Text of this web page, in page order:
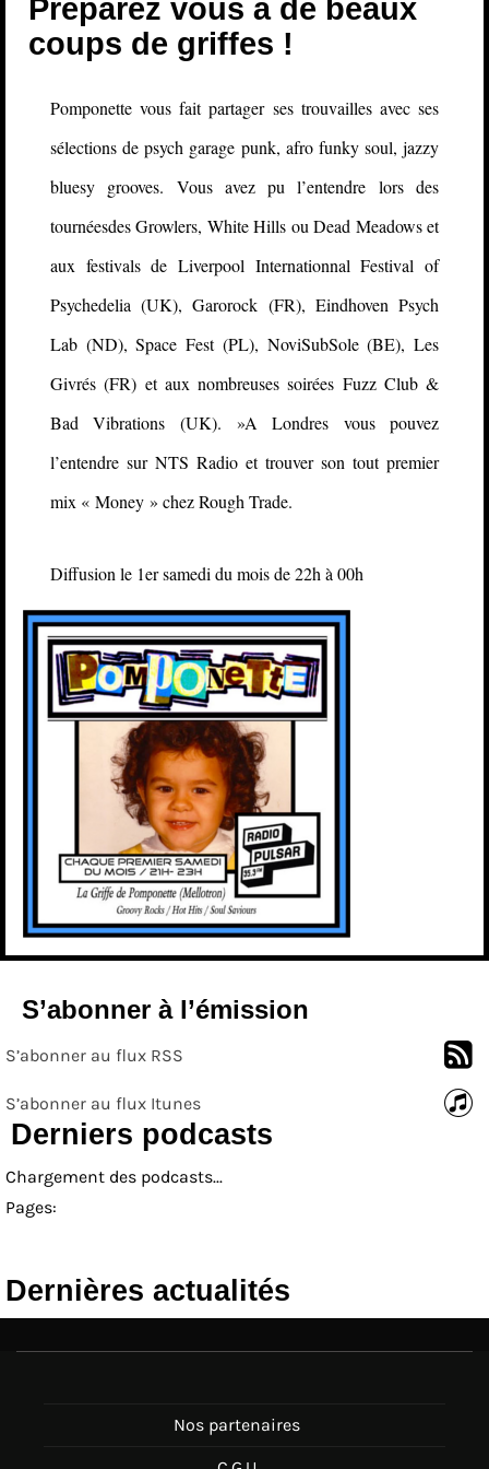
Préparez vous à de beaux
coups de griffes !
Pomponette vous fait partager ses trouvailles avec ses
sélections de psych garage punk, afro funky soul, jazzy
bluesy grooves. Vous avez pu l’entendre lors des
tournéesdes Growlers, White Hills ou Dead Meadows et
aux festivals de Liverpool Internationnal Festival of
Psychedelia (UK), Garorock (FR), Eindhoven Psych
Lab (ND), Space Fest (PL), NoviSubSole (BE), Les
Givrés (FR) et aux nombreuses soirées Fuzz Club &
Bad Vibrations (UK). »A Londres vous pouvez
l’entendre sur NTS Radio et trouver son tout premier
mix « Money » chez Rough Trade.
Diffusion le 1er samedi du mois de 22h à 00h
S’abonner à l’émission
S’abonner au flux RSS
S’abonner au flux Itunes
Derniers podcasts
Chargement des podcasts...
Pages:
Dernières actualités
Nos partenaires